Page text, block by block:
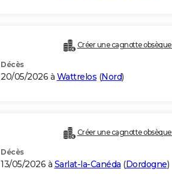
Créer une cagnotte
Décès
20/05/2026 à Wattrelos (Nord)
Créer une cagnotte
Décès
13/05/2026 à Sarlat-la-Canéda (Dordogne)